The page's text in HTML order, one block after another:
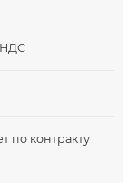
НДС
по контракту